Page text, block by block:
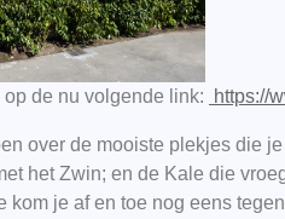
de nu volgende link: https://
over de mooiste plekjes die
het Zwin; en de Kale die
kom je af en toe nog eens